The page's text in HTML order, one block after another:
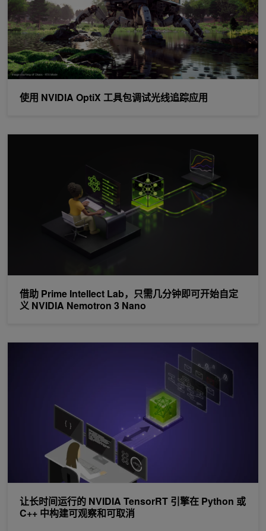
使用 NVIDIA OptiX 工具包调试光线追踪应用
借助 Prime Intellect Lab，只需几分钟即可开始自定
义 NVIDIA Nemotron 3 Nano
让长时间运行的 NVIDIA TensorRT 引擎在 Python 或
C++ 中构建可观察和可取消
让长时间运行的 NVIDIA TensorRT 引擎在 Python 或 C++ 中构建